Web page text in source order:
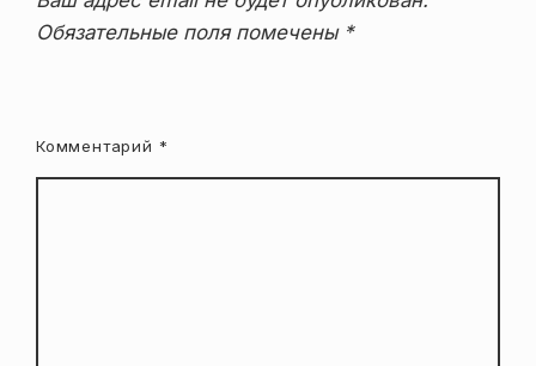
Обязательные поля помечены *
Комментарий *